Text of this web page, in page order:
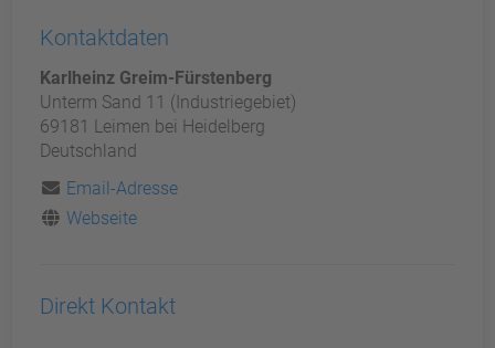
Kontaktdaten
Karlheinz Greim-Fürstenberg
Unterm Sand 11 (Industriegebiet)
69181 Leimen bei Heidelberg
Deutschland
Email-Adresse
Webseite
Direkt Kontakt